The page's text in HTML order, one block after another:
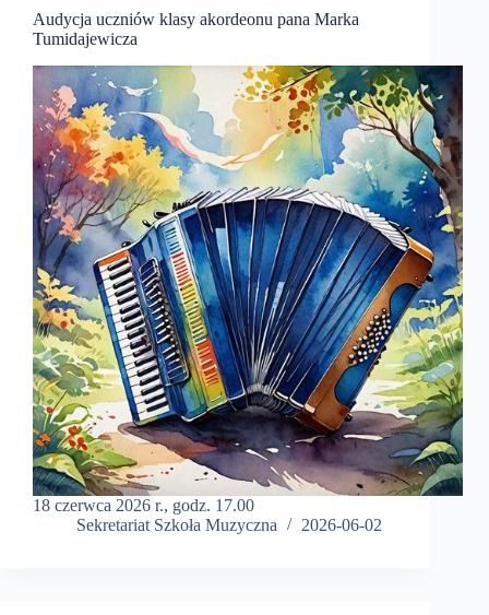
Audycja uczniów klasy akordeonu pana Marka
Tumidajewicza
18 czerwca 2026 r., godz. 17.00
Sekretariat Szkoła Muzyczna
2026-06-02